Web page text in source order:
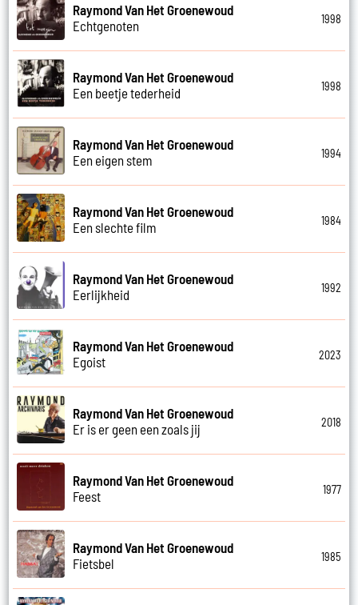
Raymond Van Het Groenewoud
Echtgenoten
1998
Raymond Van Het Groenewoud
Een beetje tederheid
1998
Raymond Van Het Groenewoud
Een eigen stem
1994
Raymond Van Het Groenewoud
Een slechte film
1984
Raymond Van Het Groenewoud
Eerlijkheid
1992
Raymond Van Het Groenewoud
Egoist
2023
Raymond Van Het Groenewoud
Er is er geen een zoals jij
2018
Raymond Van Het Groenewoud
Feest
1977
Raymond Van Het Groenewoud
Fietsbel
1985